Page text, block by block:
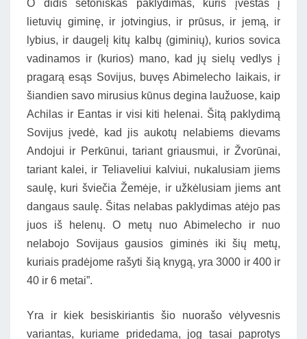
O didis šėtoniškas paklydimas, kuris įvestas į
lietuvių giminę, ir jotvingius, ir prūsus, ir jemą, ir
lybius, ir daugelį kitų kalbų (giminių), kurios sovica
vadinamos ir (kurios) mano, kad jų sielų vedlys į
pragarą esąs Sovijus, buvęs Abimelecho laikais, ir
šiandien savo mirusius kūnus degina laužuose, kaip
Achilas ir Eantas ir visi kiti helenai. Šitą paklydimą
Sovijus įvedė, kad jis aukotų nelabiems dievams
Andojui ir Perkūnui, tariant griausmui, ir Žvorūnai,
tariant kalei, ir Teliaveliui kalviui, nukalusiam jiems
saulę, kuri šviečia Žemėje, ir užkėlusiam jiems ant
dangaus saulę. Šitas nelabas paklydimas atėjo pas
juos iš helenų. O metų nuo Abimelecho ir nuo
nelabojo Sovijaus gausios giminės iki šių metų,
kuriais pradėjome rašyti šią knygą, yra 3000 ir 400 ir
40 ir 6 metai”.
Yra ir kiek besiskiriantis šio nuorašo vėlyvesnis
variantas, kuriame pridedama, jog tasai paprotys